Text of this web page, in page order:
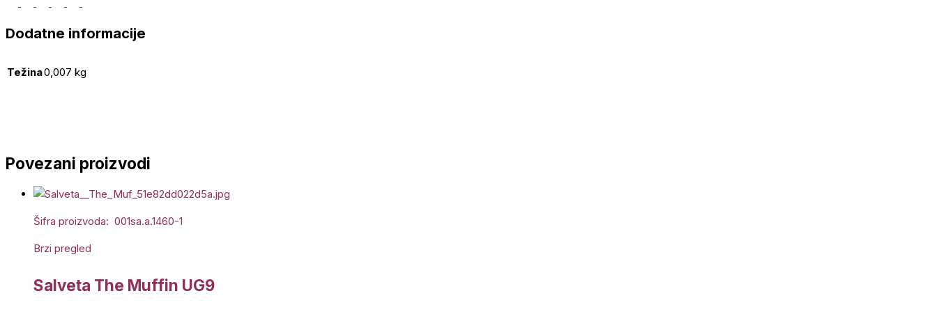
Dodatne informacije
Težina0,007 kg
Povezani proizvodi
Šifra proizvoda: 001sa.a.1460-1
Brzi pregled
Salveta The Muffin UG9